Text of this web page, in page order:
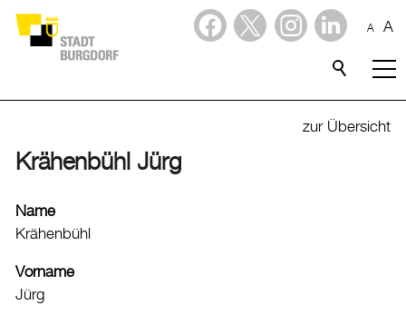
A A
Verwaltung & Politik
Verwaltung
Stadtverwaltung
Organigramm
zur Übersicht
Krähenbühl Jürg
Name
Krähenbühl
Vorname
Jürg